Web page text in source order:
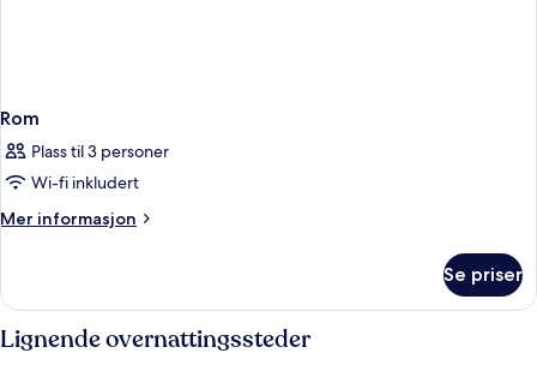
Rom
Plass til 3 personer
Wi-fi inkludert
Mer informasjon
Mer
Se priser
Lignende overnattingssteder